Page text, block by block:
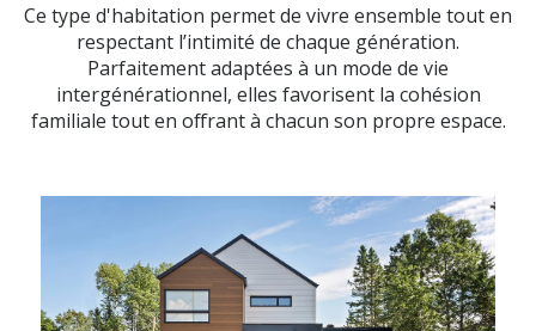
Ce type d'habitation permet de vivre ensemble tout en
respectant l’intimité de chaque génération.
Parfaitement adaptées à un mode de vie
intergénérationnel, elles favorisent la cohésion
familiale tout en offrant à chacun son propre espace.